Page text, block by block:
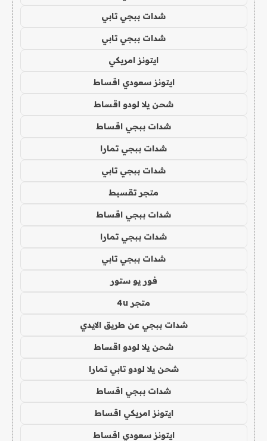
شدات ببجي تابي
شدات ببجي تابي
ايتونز امريكي
ايتونز سعودي اقساط
شحن يلا لودو اقساط
شدات ببجي اقساط
شدات ببجي تمارا
شدات ببجي تابي
متجر تقسيط
شدات ببجي اقساط
شدات ببجي تمارا
شدات ببجي تابي
فور يو ستور
متجر 4u
شدات ببجي عن طريق الايدي
شحن يلا لودو اقساط
شحن يلا لودو تابي تمارا
شدات ببجي اقساط
ايتونز امريكي اقساط
ايتونز سعودي اقساط